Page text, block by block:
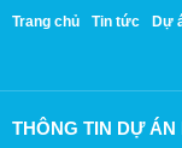
Trang chủ Tin tức Dự
THÔNG TIN DỰ ÁN